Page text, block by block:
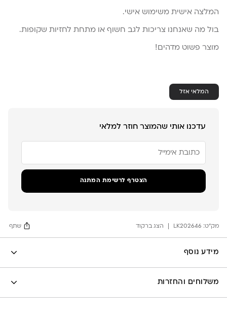
המלצה אישית משימוש אישי.
בול מה שאנחנו צריכות לגב חשוף או מתחת לחזיות שקופות.
מוצר פשוט מדהים!
המלאי אזל
עדכנו אותי שהמוצר חוזר למלאי
את
כתובת
הדוא"ל
כדי
עבור
מוצר
הצטרף לרשימת המתנה
מק"ט: LK202646 הצג ברקוד שתף
מידע נוסף
משלוחים והחזרות